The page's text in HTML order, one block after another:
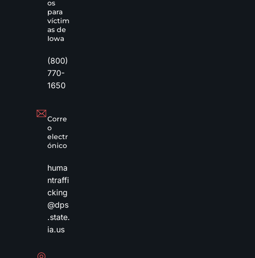
os
para
víctim
as de
Iowa
(800)
770-
1650
Corre
o
electr
ónico
huma
ntraffi
cking
@dps
.state.
ia.us